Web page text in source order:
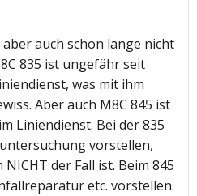
auch schon lange nicht
835 ist ungefähr seit
was mit ihm
Aber auch M8C 845 ist
Liniendienst. Bei der 835
vorstellen,
der Fall ist. Beim 845
etc. vorstellen.